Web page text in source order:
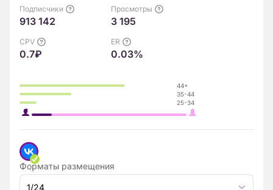
спорту, правильное питание и трудолюбие над собой.
Для нас ЗОЖ - это не очередная мода которая рано
ведь все мы из общества ЗДОРОВЫХ ЛЮДЕЙ.
44+
35-44
25-34
Подписчики
913 142
Просмотры
3 195
CPV
0.7₽
ER
0.03%
Форматы размещения
1/24